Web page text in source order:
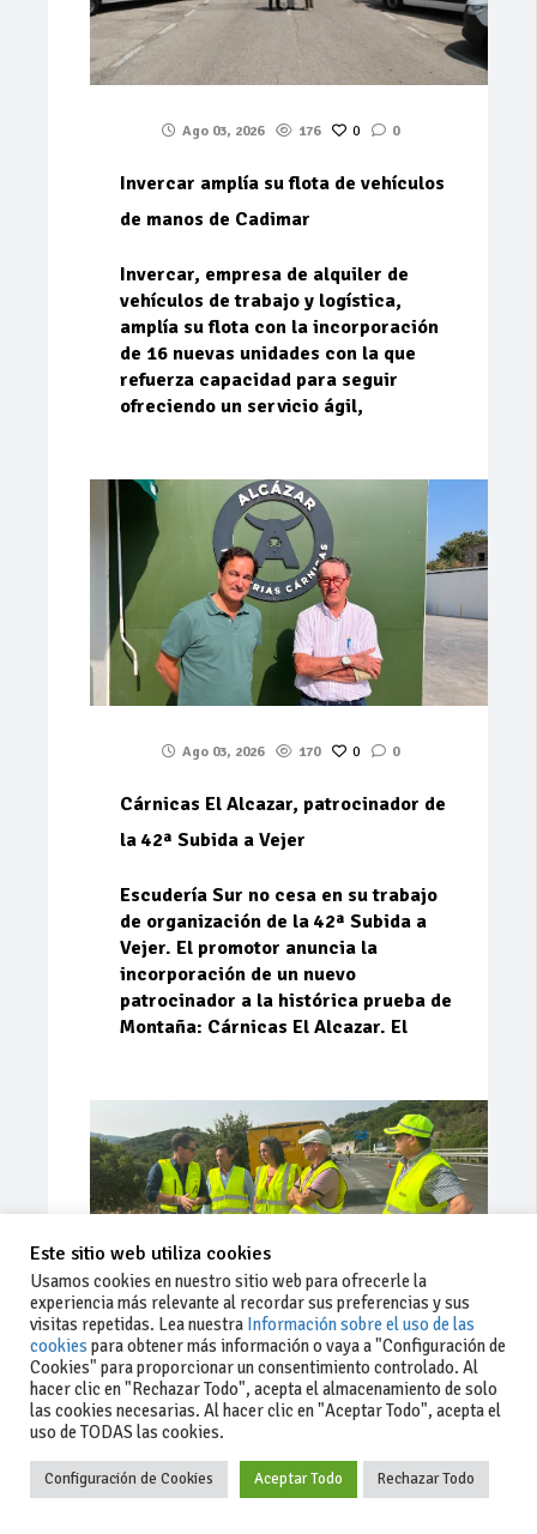
Ago 03, 2026 176 0 0
Invercar amplía su flota de vehículos
de manos de Cadimar
Invercar, empresa de alquiler de
vehículos de trabajo y logística,
amplía su flota con la incorporación
de 16 nuevas unidades con la que
refuerza capacidad para seguir
ofreciendo un servicio ágil,
Ago 03, 2026 170 0 0
Cárnicas El Alcazar, patrocinador de
la 42ª Subida a Vejer
Escudería Sur no cesa en su trabajo
de organización de la 42ª Subida a
Vejer. El promotor anuncia la
incorporación de un nuevo
patrocinador a la histórica prueba de
Montaña: Cárnicas El Alcazar. El
Ago 03, 2026 94 0 0
La Junta implementa mejoras en la
A381 por Los Barrios
Este sitio web utiliza cookies
Usamos cookies en nuestro sitio web para ofrecerle la
experiencia más relevante al recordar sus preferencias y sus
visitas repetidas. Lea nuestra Información sobre el uso de las
cookies para obtener más información o vaya a "Configuración de
Cookies" para proporcionar un consentimiento controlado. Al
hacer clic en "Rechazar Todo", acepta el almacenamiento de solo
las cookies necesarias. Al hacer clic en "Aceptar Todo", acepta el
uso de TODAS las cookies.
Configuración de Cookies Aceptar Todo Rechazar Todo